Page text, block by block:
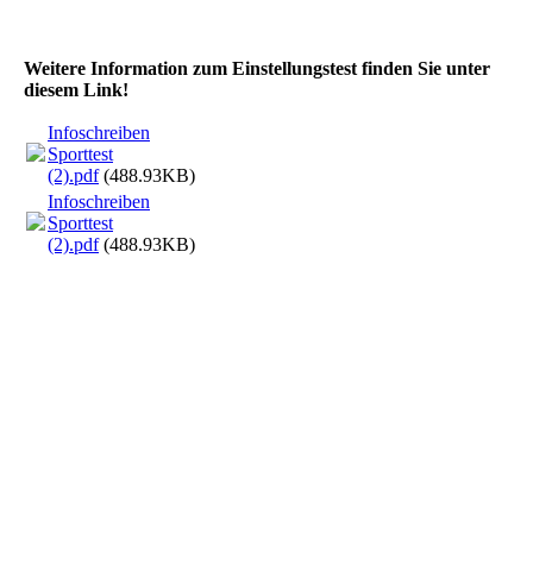
Weitere Information zum Einstellungstest finden Sie unter
diesem Link!
Infoschreiben
Sporttest
(2).pdf(488.93KB)
Infoschreiben
Sporttest
(2).pdf(488.93KB)